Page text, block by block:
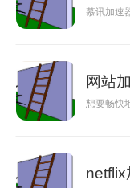
慕讯加速
网站
想要畅快